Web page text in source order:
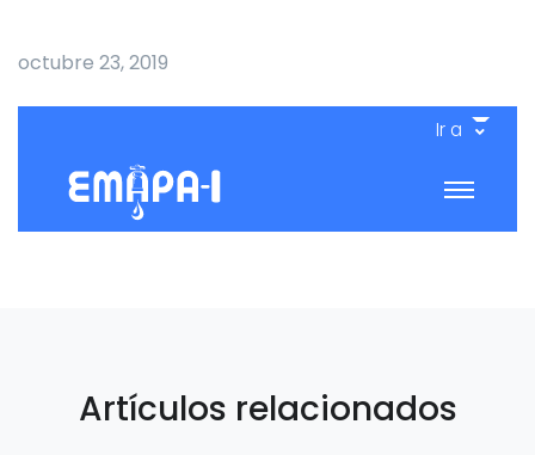
octubre 23, 2019
Ir a
Artículos relacionados